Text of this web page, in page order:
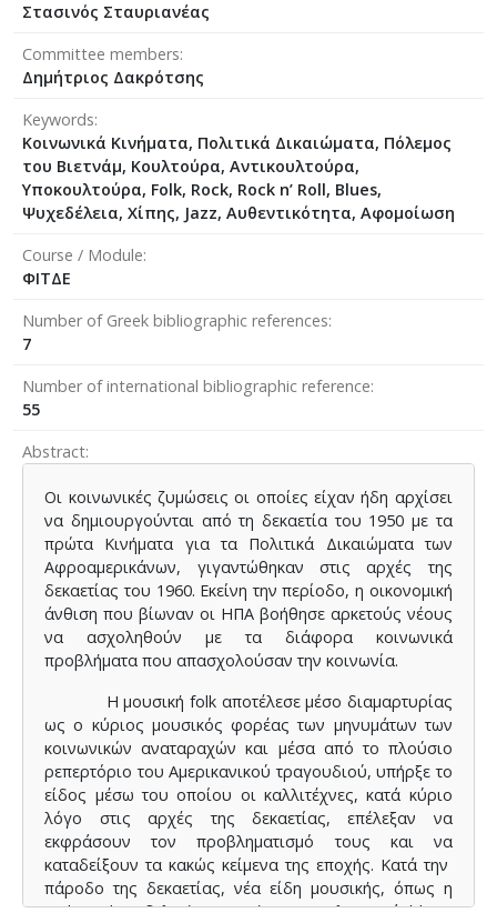
Στασινός Σταυριανέας
Committee members
Δημήτριος Δακρότσης
Keywords
Κοινωνικά Κινήματα, Πολιτικά Δικαιώματα, Πόλεμος
του Βιετνάμ, Κουλτούρα, Αντικουλτούρα,
Υποκουλτούρα, Folk, Rock, Rock n’ Roll, Blues,
Ψυχεδέλεια, Χίπης, Jazz, Αυθεντικότητα, Αφομοίωση
Course / Module
ΦΙΤΔΕ
Number of Greek bibliographic references
7
Number of international bibliographic reference
55
Abstract
Οι κοινωνικές ζυμώσεις οι οποίες είχαν ήδη αρχίσει
να δημιουργούνται από τη δεκαετία του 1950 με τα
πρώτα Κινήματα για τα Πολιτικά Δικαιώματα των
Αφροαμερικάνων, γιγαντώθηκαν στις αρχές της
δεκαετίας του 1960. Εκείνη την περίοδο, η οικονομική
άνθιση που βίωναν οι ΗΠΑ βοήθησε αρκετούς νέους
να ασχοληθούν με τα διάφορα κοινωνικά
προβλήματα που απασχολούσαν την κοινωνία.
Η μουσική folk αποτέλεσε μέσο διαμαρτυρίας
ως ο κύριος μουσικός φορέας των μηνυμάτων των
κοινωνικών αναταραχών και μέσα από το πλούσιο
ρεπερτόριο του Αμερικανικού τραγουδιού, υπήρξε το
είδος μέσω του οποίου οι καλλιτέχνες, κατά κύριο
λόγο στις αρχές της δεκαετίας, επέλεξαν να
εκφράσουν τον προβληματισμό τους και να
καταδείξουν τα κακώς κείμενα της εποχής. Κατά την
πάροδο της δεκαετίας, νέα είδη μουσικής, όπως η
rock, η ψυχεδελική μουσική και τα ηλεκτρικά blues,